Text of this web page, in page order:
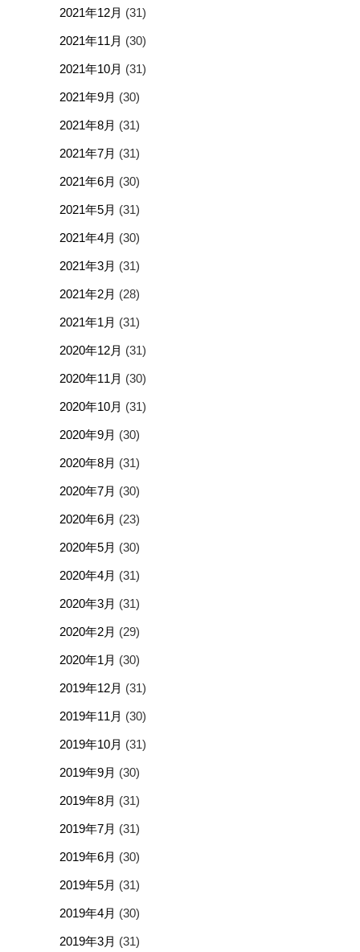
2021年12月 (31)
2021年11月 (30)
2021年10月 (31)
2021年9月 (30)
2021年8月 (31)
2021年7月 (31)
2021年6月 (30)
2021年5月 (31)
2021年4月 (30)
2021年3月 (31)
2021年2月 (28)
2021年1月 (31)
2020年12月 (31)
2020年11月 (30)
2020年10月 (31)
2020年9月 (30)
2020年8月 (31)
2020年7月 (30)
2020年6月 (23)
2020年5月 (30)
2020年4月 (31)
2020年3月 (31)
2020年2月 (29)
2020年1月 (30)
2019年12月 (31)
2019年11月 (30)
2019年10月 (31)
2019年9月 (30)
2019年8月 (31)
2019年7月 (31)
2019年6月 (30)
2019年5月 (31)
2019年4月 (30)
2019年3月 (31)